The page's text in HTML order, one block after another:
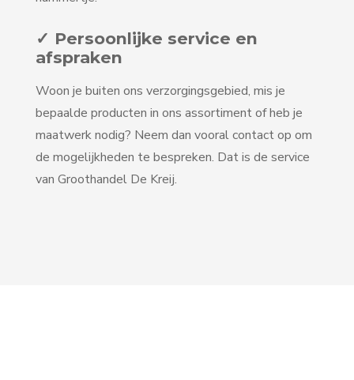
✓ Persoonlijke service en
afspraken
Woon je buiten ons verzorgingsgebied, mis je
bepaalde producten in ons assortiment of heb je
maatwerk nodig? Neem dan vooral contact op om
de mogelijkheden te bespreken. Dat is de service
van Groothandel De Kreij.